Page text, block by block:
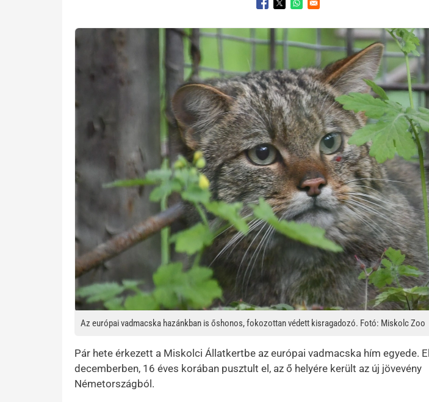
Opens in a new window
Opens in a new window
Opens in a new window
Kép
Az európai vadmacska hazánkban is őshonos, fokozottan védett kisragadozó. Fotó: Miskolc Zoo
Pár hete érkezett a Miskolci Állatkertbe az európai vadmacska hím egyede.
decemberben, 16 éves korában pusztult el, az ő helyére került az új jövevény
Németországból.